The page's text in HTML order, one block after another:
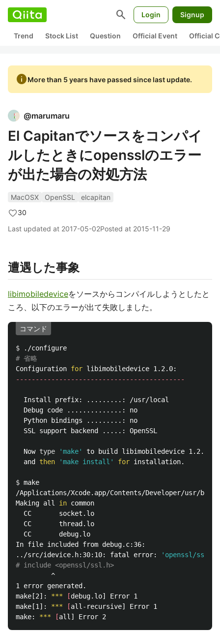
search Login Signup
Trend Stock List Question Official Event Official
infoMore than 5 years have passed since last update.
@marumaru
El Capitanでソースをコンパイ
ルしたときにopensslのエラー
が出た場合の対処方法
MacOSX OpenSSL
elcapitan
30
Last updated at 2017-05-02Posted at 2015-11-29
遭遇した事象
libimobiledeviceをソースからコンパイルしようとしたと
ころ、以下のエラーが出て失敗しました。
コマンド
$
# 省略
Configuration for
-------------------------------------------
  Install prefix: .........: /usr/local
  Debug code ..............: no
  Python bindings .........: no
  SSL support backend .....: OpenSSL
  Now
type 'make'
to build libimobiledevice 1.2.0,
  and
then 'make install' for installation.
$ make
/Applications/Xcode.app/Contents/Developer/usr/
Making all in common
  CC       socket.lo
  CC       thread.lo
  CC       debug.lo
In file included from debug.c:36:
../src/idevice.h:30:10: fatal error:
'openssl/ssl.h'
# include <openssl/ssl.h>
         ^
1 error generated.
make[2]: *** [debug.lo] Error 1
make[1]: *** [all-recursive] Error 1
make: *** [